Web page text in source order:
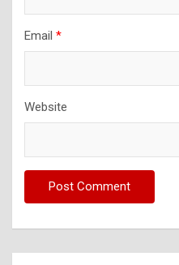
Email *
Website